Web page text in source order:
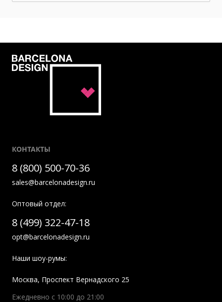
КОНТАКТЫ
8 (800) 500-70-36
sales@barcelonadesign.ru
Оптовый отдел:
8 (499) 322-47-18
opt@barcelonadesign.ru
Наши шоу-румы:
Москва, Проспект Вернадского 25
Ежедневно с 10:00 до 21:00